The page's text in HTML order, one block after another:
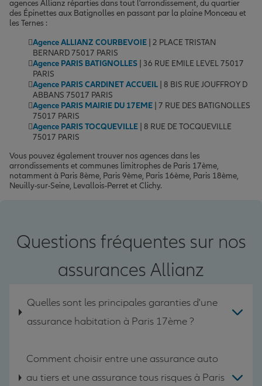
agences Allianz réparties dans tout l'arrondissement, du quartier
des Épinettes aux Batignolles en passant par la plaine Monceau et
les Ternes :
Agence ALLIANZ COURBEVOIE | 2 PLACE TRISTAN
BERNARD 75017 PARIS
Agence PARIS BATIGNOLLES | 36 RUE EMILE LEVEL 75017
PARIS
Agence PARIS CARDINET ACCUEIL | 8 BIS RUE JOUFFROY D
ABBANS 75017 PARIS
Agence PARIS MAIRIE DU 17EME | 7 RUE DES BATIGNOLLES
75017 PARIS
Agence PARIS TOCQUEVILLE | 8 RUE DE TOCQUEVILLE
75017 PARIS
Vous pouvez également trouver nos agences dans les
arrondissements et communes limitrophes de Paris 17ème,
notamment à Paris 8ème, Paris 9ème, Paris 16ème, Paris 18ème,
Neuilly-sur-Seine, Levallois-Perret et Clichy.
Questions fréquentes sur nos
assurances Allianz
Quelles sont les principales garanties d'une
assurance habitation à Paris 17ème ?
Comment choisir entre une assurance auto
au tiers et une assurance tous risques à Paris